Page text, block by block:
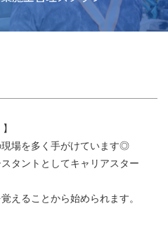
場を多く手がけています◎
タントとしてキャリアスター
えることから始められます。